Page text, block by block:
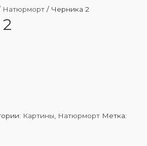
Натюрморт / Черника 2
Картины Натюрморт Метка: